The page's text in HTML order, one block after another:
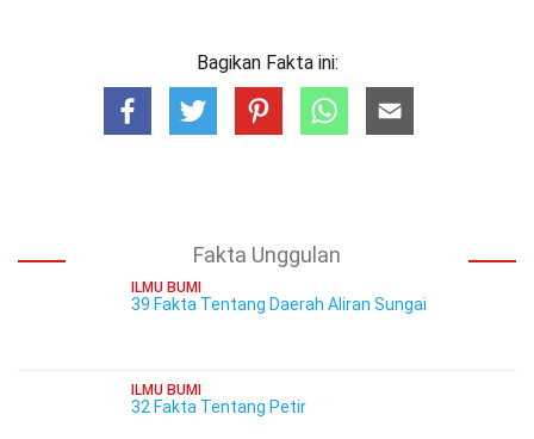
Bagikan Fakta ini:
Fakta Unggulan
ILMU BUMI
39 Fakta Tentang Daerah Aliran Sungai
ILMU BUMI
32 Fakta Tentang Petir